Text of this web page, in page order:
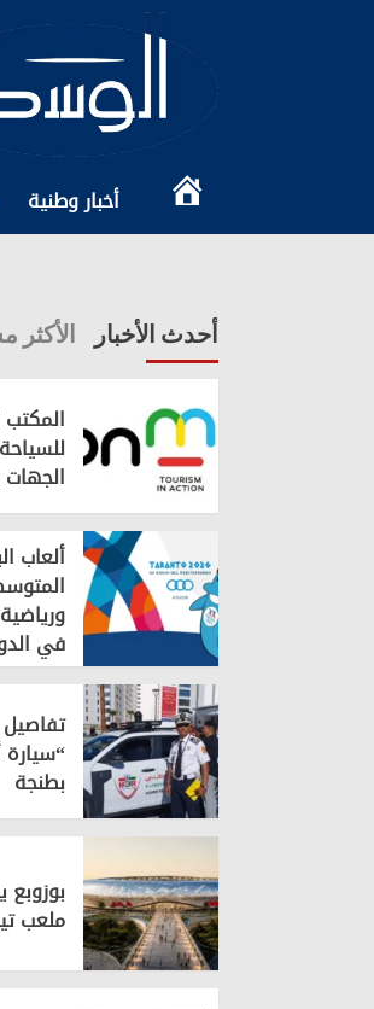
الرئيسية
أخبار وطنية
أحدث الأخبار الأكثر
الجهات
ألعاب
في
بطنجة
بوزوبع
ملعب